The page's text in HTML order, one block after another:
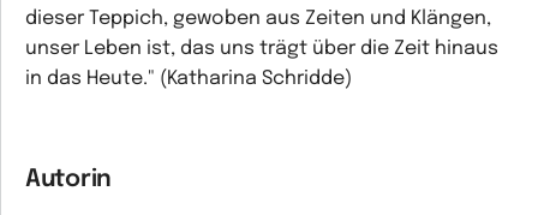
dieser Teppich, gewoben aus Zeiten und Klängen,
unser Leben ist, das uns trägt über die Zeit hinaus
in das Heute." (Katharina Schridde)
Autorin